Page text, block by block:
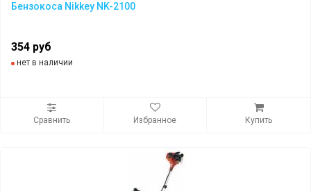
Бензокоса Nikkey NK-2100
354 руб
нет в наличии
Сравнить Избранное Купить